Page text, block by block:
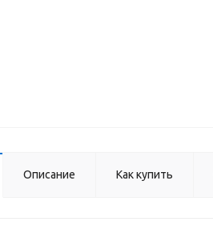
Описание Как купить